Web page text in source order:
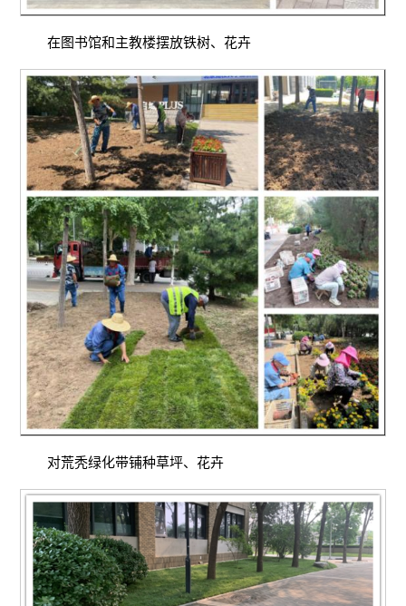
在图书馆和主教楼摆放铁树、花卉
对荒秃绿化带铺种草坪、花卉